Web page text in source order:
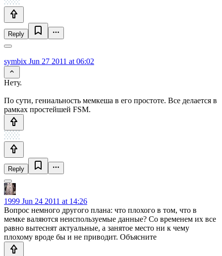
Reply
symbix Jun 27 2011 at 06:02
Нету.
По сути, гениальность мемкеша в его простоте. Все делается в
рамках простейшей FSM.
Reply
1999 Jun 24 2011 at 14:26
Вопрос немного другого плана: что плохого в том, что в
мемке валяются неиспользуемые данные? Со временем их все
равно вытеснят актуальные, а занятое место ни к чему
плохому вроде бы и не приводит. Объясните